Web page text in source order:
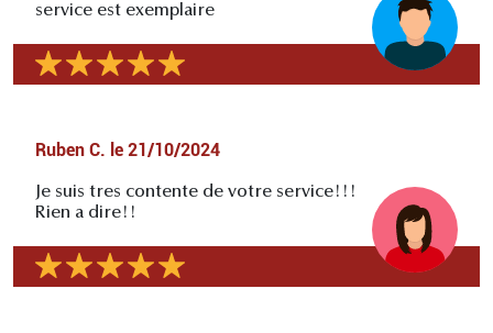
service est exemplaire
Ruben C. le 21/10/2024
Je suis tres contente de votre service!!!
Rien a dire!!